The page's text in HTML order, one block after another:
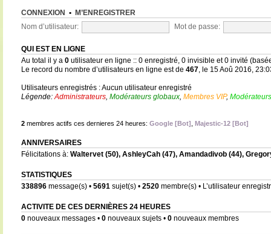
CONNEXION • M’ENREGISTRER
Nom d’utilisateur: Mot de passe:
QUI EST EN LIGNE
Au total il y a 0utilisateur en ligne :: 0 enregistré, 0 invisible et 0 invité
Le record du nombre d’utilisateurs en ligne est de 467, le 15 Aoû 2016,
Utilisateurs enregistrés : Aucun utilisateur enregistré
Légende:Administrateurs, Modérateurs globaux, Membres VIP,
2membres actifs ces dernieres 24 heures: Google [Bot] Majestic-12 [Bot]
ANNIVERSAIRES
Félicitations à: Waltervet(50), AshleyCah(47), Amandadivob(44),
STATISTIQUES
338896message(s) • 5691sujet(s) • 2520membre(s) • L’utilisateur
ACTIVITE DE CES DERNIÈRES 24 HEURES
0nouveaux messages • 0nouveaux sujets • 0nouveaux membres